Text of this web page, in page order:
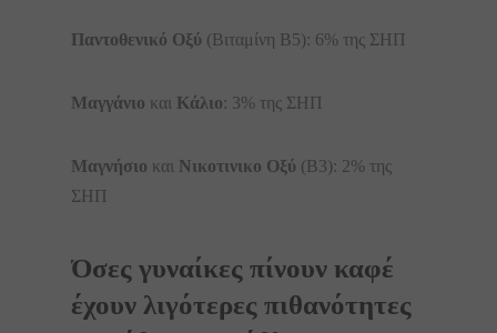
Παντοθενικό Οξύ (Βιταμίνη Β5): 6% της ΣΗΠ
Μαγγάνιο και Κάλιο: 3% της ΣΗΠ
Μαγνήσιο και Νικοτινικο Οξύ (B3): 2% της
ΣΗΠ
Όσες γυναίκες πίνουν καφέ
έχουν λιγότερες πιθανότητες